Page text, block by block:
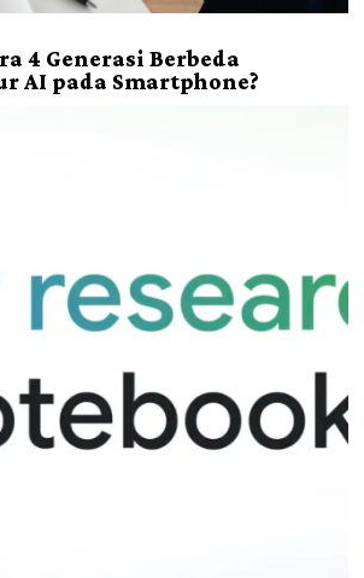
4 Generasi Berbeda
AI pada Smartphone?